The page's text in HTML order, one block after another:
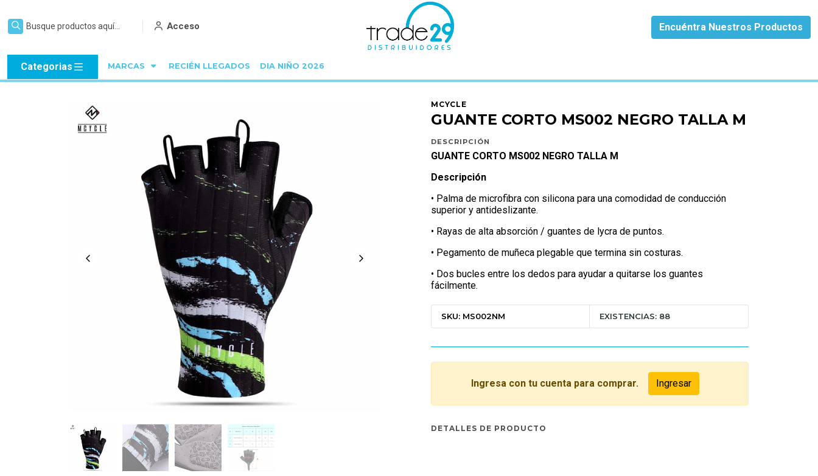
Acceso Encuéntra Nuestros Productos
Categorias MARCAS RECIÉN LLEGADOS DIA NIÑO 2026
Inicio MCYCLE
MCYCLE
GUANTE CORTO MS002 NEGRO TALLA M
DESCRIPCIÓN
GUANTE CORTO MS002 NEGRO TALLA M
Descripción
• Palma de microfibra con silicona para una comodidad de conducción
superior y antideslizante.
• Rayas de alta absorción / guantes de lycra de puntos.
• Pegamento de muñeca plegable que termina sin costuras.
• Dos bucles entre los dedos para ayudar a quitarse los guantes
fácilmente.
SKU: MS002NM EXISTENCIAS: 88
Ingresa con tu cuenta para comprar. Ingresar
DETALLES DE PRODUCTO